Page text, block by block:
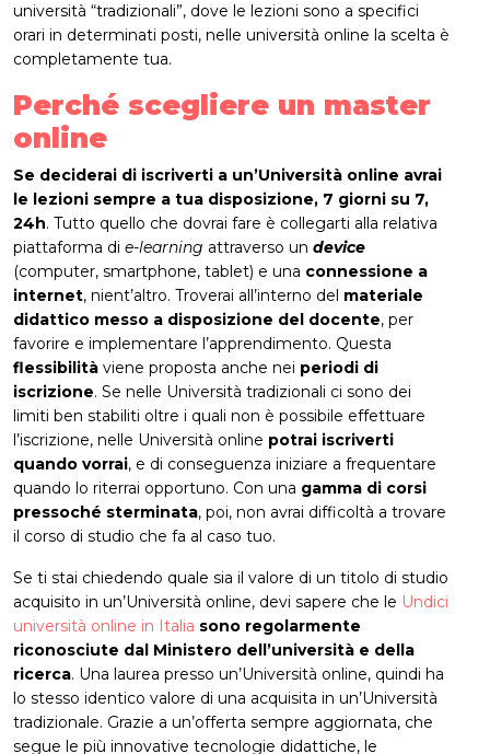
università “tradizionali”, dove le lezioni sono a specifici
orari in determinati posti, nelle università online la scelta è
completamente tua.
Perché scegliere un master
online
Se deciderai di iscriverti a un’Università online avrai
le lezioni sempre a tua disposizione, 7 giorni su 7,
24h. Tutto quello che dovrai fare è collegarti alla relativa
piattaforma di e-learning attraverso un device
(computer, smartphone, tablet) e una connessione a
internet, nient’altro. Troverai all’interno del materiale
didattico messo a disposizione del docente, per
favorire e implementare l’apprendimento. Questa
flessibilità viene proposta anche nei periodi di
iscrizione. Se nelle Università tradizionali ci sono dei
limiti ben stabiliti oltre i quali non è possibile effettuare
l’iscrizione, nelle Università online potrai iscriverti
quando vorrai, e di conseguenza iniziare a frequentare
quando lo riterrai opportuno. Con una gamma di corsi
pressoché sterminata, poi, non avrai difficoltà a trovare
il corso di studio che fa al caso tuo.
Se ti stai chiedendo quale sia il valore di un titolo di studio
acquisito in un’Università online, devi sapere che le Undici
università online in Italia sono regolarmente
riconosciute dal Ministero dell’università e della
ricerca. Una laurea presso un’Università online, quindi ha
lo stesso identico valore di una acquisita in un’Università
tradizionale. Grazie a un’offerta sempre aggiornata, che
segue le più innovative tecnologie didattiche, le